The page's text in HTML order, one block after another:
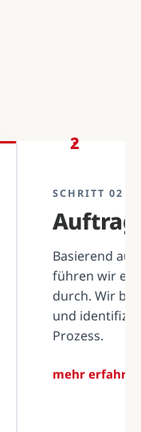
2
SCHRITT 02
Basierend
führen wir
durch. Wir
und
Prozess.
mehr erfahren